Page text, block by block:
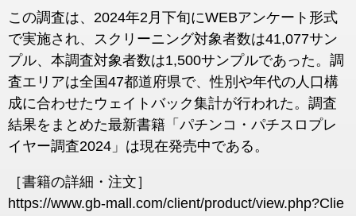
この調査は、2024年2月下旬にWEBアンケート形式
で実施され、スクリーニング対象者数は41,077サン
プル、本調査対象者数は1,500サンプルであった。調
査エリアは全国47都道府県で、性別や年代の人口構
成に合わせたウェイトバック集計が行われた。調査
結果をまとめた最新書籍「パチンコ・パチスロプレ
イヤー調査2024」は現在発売中である​。
［書籍の詳細・注文］
https://www.gb-mall.com/client/product/view.php?Clie